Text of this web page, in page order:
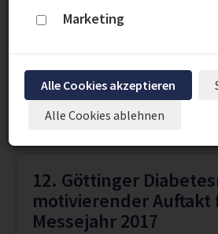
Meldungen
Seite 16 von 16.
12. Göttinger
motivierender Auftakt
Messejahr 2017
Marketing
Alle Cookies akzeptieren
Alle Cookies ablehnen